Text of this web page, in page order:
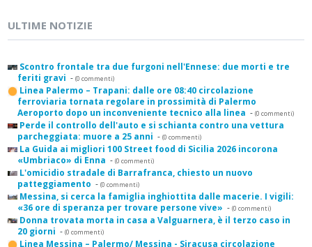
ULTIME NOTIZIE
Scontro frontale tra due furgoni nell'Ennese: due morti e tre
feriti gravi - (0 commenti)
Linea Palermo – Trapani: dalle ore 08:40 circolazione
ferroviaria tornata regolare in prossimità di Palermo
Aeroporto dopo un inconveniente tecnico alla linea - (0 commenti)
Perde il controllo dell'auto e si schianta contro una vettura
parcheggiata: muore a 25 anni - (0 commenti)
La Guida ai migliori 100 Street food di Sicilia 2026 incorona
«Umbriaco» di Enna - (0 commenti)
L'omicidio stradale di Barrafranca, chiesto un nuovo
patteggiamento - (0 commenti)
Messina, si cerca la famiglia inghiottita dalle macerie. I vigili:
«36 ore di speranza per trovare persone vive» - (0 commenti)
Donna trovata morta in casa a Valguarnera, è il terzo caso in
20 giorni - (0 commenti)
Linea Messina – Palermo/ Messina - Siracusa circolazione